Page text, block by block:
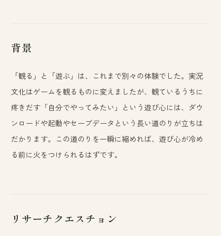
背景
「観る」と「遊ぶ」は、これまで別々の体験でした。実況
文化はゲームを観るものに変えましたが、観ているうちに
疼きだす「自分でやってみたい」という遊び心には、ダウ
ンロードや起動やセーブデータという長い道のりが立ちは
だかります。この道のりを一瞬に縮めれば、遊び心が冷め
る前に火をつけられるはずです。
リサーチクエスチョン